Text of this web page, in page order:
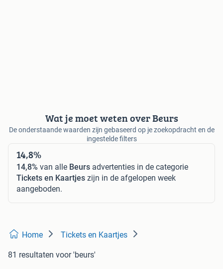
Wat je moet weten over Beurs
De onderstaande waarden zijn gebaseerd op je zoekopdracht en de
ingestelde filters
14,8%
14,8% van alle Beurs advertenties in de categorie
Tickets en Kaartjes zijn in de afgelopen week
aangeboden.
Home Tickets en Kaartjes
81 resultaten voor 'beurs'